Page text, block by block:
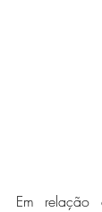
Em relação